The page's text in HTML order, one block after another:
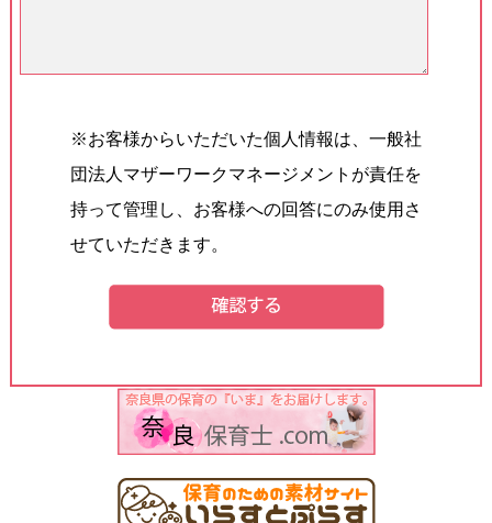
※お客様からいただいた個人情報は、一般社
団法人マザーワークマネージメントが責任を
持って管理し、お客様への回答にのみ使用さ
せていただきます。